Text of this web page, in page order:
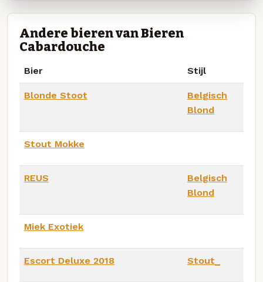
Andere bieren van Bieren
Cabardouche
Bier Stijl
Blonde Stoot
Belgisch
Blond
Stout Mokke
REUS
Belgisch
Blond
Miek Exotiek
Escort Deluxe 2018 Stout_